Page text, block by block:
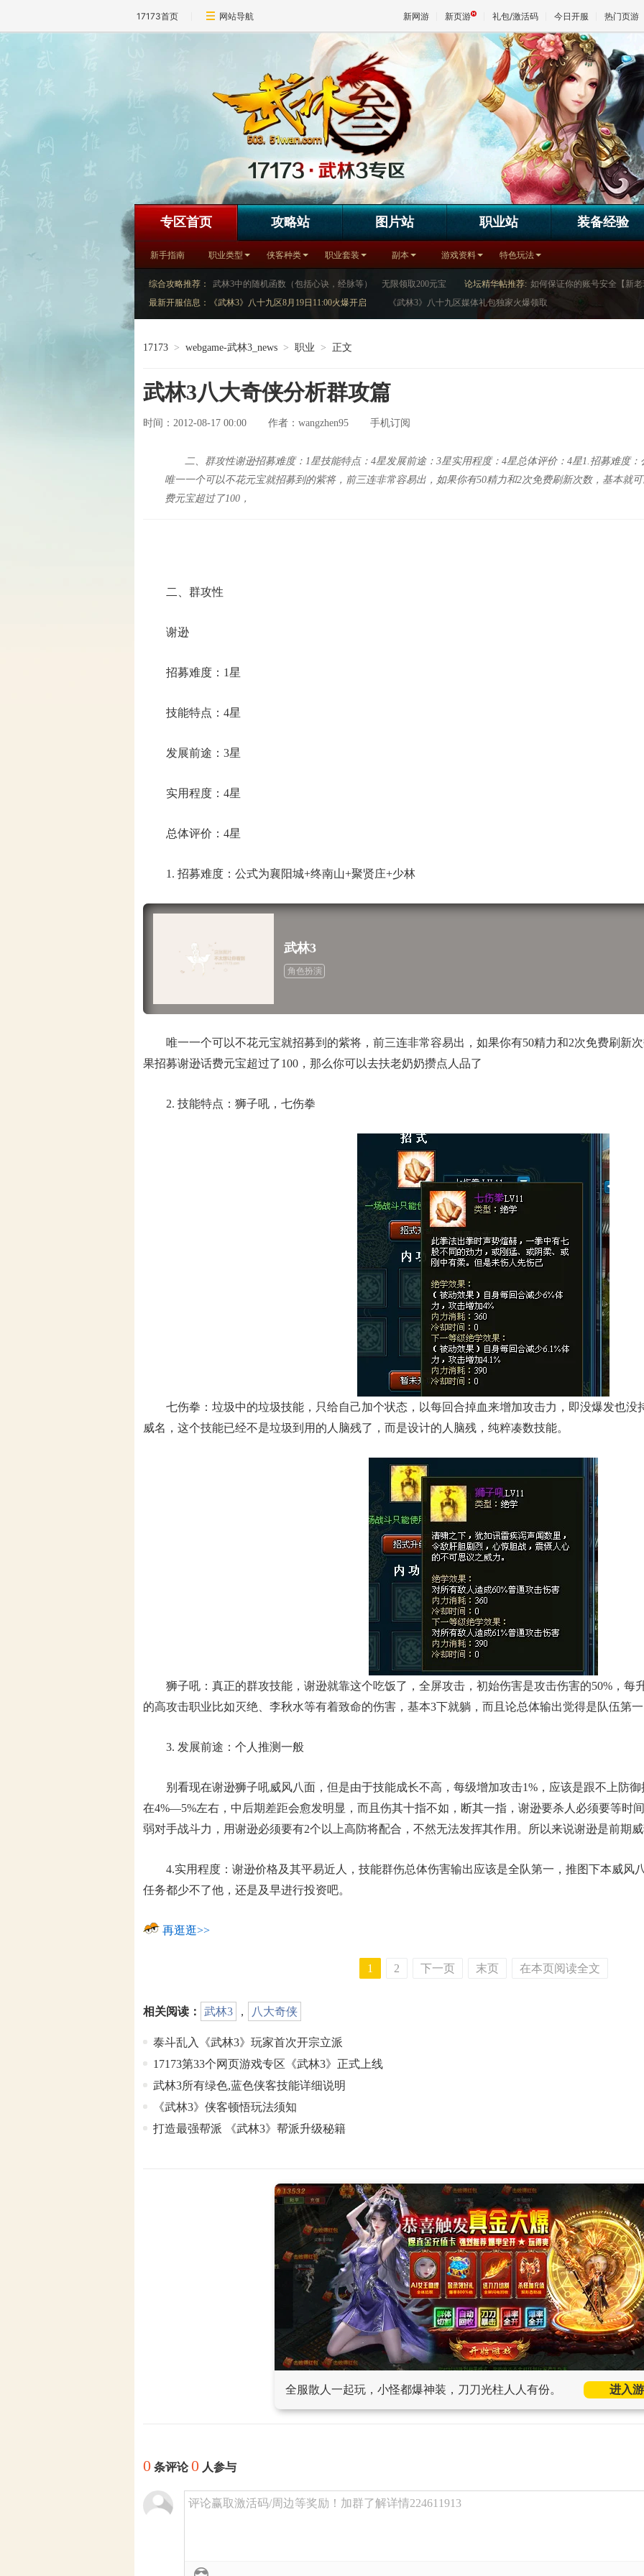
17173首页 网站导航 新网游 新页游 礼包/激活码 今日开服 热门页游
魔兽
天堂
王权与
专区首页 攻略站 图片站 职业站 装备经验
新手指南 职业类型 侠客种类 职业套装 副本 游戏资料 特色玩法
综合攻略推荐： 武林3中的随机函数（包括心诀，经脉等） 无限领取200元宝 论坛精华帖推荐: 如何保证你的账号安全【新
最新开服信息：《武林3》八十九区8月19日11:00火爆开启
《武林3》八十九区媒体礼包独家火爆领取
17173 > webgame-武林3_news > 职业 > 正文
武林3八大奇侠分析群攻篇
时间：2012-08-17 00:00 作者： wangzhen95 手机订阅
二、群攻性谢逊招募难度：1星技能特点：4星发展前途：3星实用程度：4星总体评价：4星1.招募难度
唯一一个可以不花元宝就招募到的紫将，前三连非常容易出，如果你有50精力和2次免费刷新次数，基本就
费元宝超过了100，
二、群攻性
谢逊
招募难度：1星
技能特点：4星
发展前途：3星
实用程度：4星
总体评价：4星
1. 招募难度：公式为襄阳城+终南山+聚贤庄+少林
武林3
角色扮演
唯一一个可以不花元宝就招募到的紫将，前三连非常容易出，如果你有50精力和2次免费刷新
果招募谢逊话费元宝超过了100，那么你可以去扶老奶奶攒点人品了
2. 技能特点：狮子吼，七伤拳
七伤拳：垃圾中的垃圾技能，只给自己加个状态，以每回合掉血来增加攻击力，即没爆发也没
威名，这个技能已经不是垃圾到用的人脑残了，而是设计的人脑残，纯粹凑数技能。
狮子吼：真正的群攻技能，谢逊就靠这个吃饭了，全屏攻击，初始伤害是攻击伤害的50%，每
的高攻击职业比如灭绝、李秋水等有着致命的伤害，基本3下就躺，而且论总体输出觉得是队伍第
3. 发展前途：个人推测一般
别看现在谢逊狮子吼威风八面，但是由于技能成长不高，每级增加攻击1%，应该是跟不上防御
在4%—5%左右，中后期差距会愈发明显，而且伤其十指不如，断其一指，谢逊要杀人必须要等时
弱对手战斗力，用谢逊必须要有2个以上高防将配合，不然无法发挥其作用。所以来说谢逊是前期
4.实用程度：谢逊价格及其平易近人，技能群伤总体伤害输出应该是全队第一，推图下本威风
任务都少不了他，还是及早进行投资吧。
再逛逛>>
1 2 下一页 末页 在本页阅读全文
相关阅读： 武林3 ， 八大奇侠
泰斗乱入《武林3》玩家首次开宗立派
17173第33个网页游戏专区《武林3》正式上线
武林3所有绿色,蓝色侠客技能详细说明
《武林3》侠客顿悟玩法须知
打造最强帮派 《武林3》帮派升级秘籍
全服散人一起玩，小怪都爆神装，刀刀光柱人人有份。 进入
0 条评论0 人参与
评论赢取激活码/周边等奖励！加群了解详情224611913